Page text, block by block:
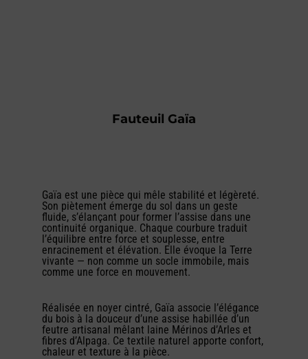
Fauteuil Gaïa
Gaïa est une pièce qui mêle stabilité et légèreté.
Son piètement émerge du sol dans un geste
fluide, s’élançant pour former l’assise dans une
continuité organique. Chaque courbure traduit
l’équilibre entre force et souplesse, entre
enracinement et élévation. Elle évoque la Terre
vivante — non comme un socle immobile, mais
comme une force en mouvement.
Réalisée en noyer cintré, Gaïa associe l’élégance
du bois à la douceur d’une assise habillée d’un
feutre artisanal mêlant laine Mérinos d’Arles et
fibres d’Alpaga. Ce textile naturel apporte confort,
chaleur et texture à la pièce.